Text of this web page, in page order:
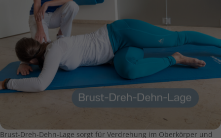
Brust-Dreh-Dehn-Lage sorgt für Verdrehung im Oberkörper und